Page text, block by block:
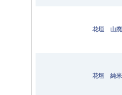
花垣 山
花垣 純